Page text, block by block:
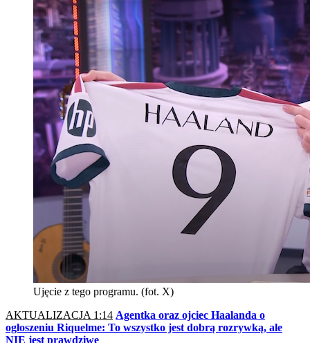
Ujęcie z tego programu. (fot. X)
AKTUALIZACJA 1:14 Agentka oraz ojciec Haalanda o
ogłoszeniu Riquelme: To wszystko jest dobrą rozrywką, ale
NIE jest prawdziwe